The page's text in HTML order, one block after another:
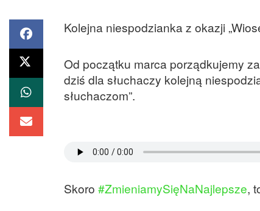
Kolejna niespodzianka z okazji
Od początku marca porządkujemy
dziś dla słuchaczy kolejną
słuchaczom”.
Skoro #ZmieniamySięNaNajlepsze,